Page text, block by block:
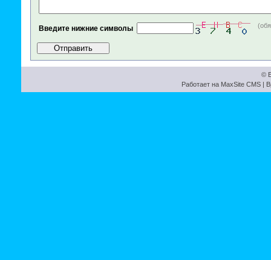
Введите нижние символы
©
Работает на MaxSite CMS |